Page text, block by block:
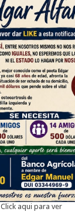
Click aqui para ver